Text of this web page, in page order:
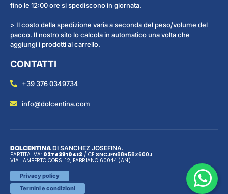
fino le 12:00 ore si spediscono in giornata.
> Il costo della spedizione varia a seconda del peso/volume del
pacco. Il nostro sito lo calcola in automatico una volta che
aggiungi i prodotti al carrello.
CONTATTI
+39 376 0349734
info@dolcentina.com
DOLCENTINA DI SANCHEZ JOSEFINA.
PARTITA IVA: 02743910412 / CF SNCJFN88R58Z600J
VIA LAMBERTO CORSI 12, FABRIANO 60044 (AN)
Privacy policy
Termini e condizioni